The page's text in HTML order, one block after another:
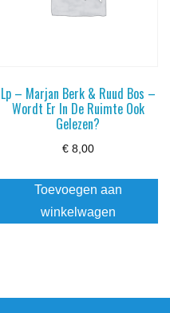
Lp – Marjan Berk & Ruud Bos –
Wordt Er In De Ruimte Ook
Gelezen?
€8,00
Toevoegen aan
winkelwagen